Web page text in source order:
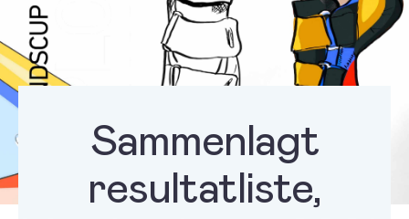
Sammenlagt
resultatliste,